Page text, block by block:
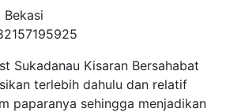
Bekasi
Sukadanau Kisaran Bersahabat
terlebih dahulu dan relatif
paparanya sehingga menjadikan